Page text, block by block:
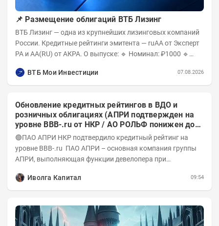
📌 Размещение облигаций ВТБ Лизинг
ВТБ Лизинг — одна из крупнейших лизинговых компаний
России. Кредитные рейтинги эмитента — ruAA от Эксперт
РА и AA(RU) от АКРА. О выпуске: 🔹 Номинал: ₽1000 🔹
ВТБ Мои Инвестиции
07.08.2026
Обновление кредитных рейтингов в ВДО и
розничных облигациях (АПРИ подтвержден на
уровне BBB-.ru от НКР / АО РОЛЬФ понижен до
А-(RU) / Элит Строй присвоен на уровне BBB.ru)
🟢ПАО АПРИ НКР подтвердило кредитный рейтинг на
уровне BBB-.ru ПАО АПРИ – основная компания группы
АПРИ, выполняющая функции девелопера при
Иволга Капитал
09:54